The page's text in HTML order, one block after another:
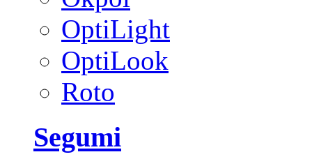
OptiLight
OptiLook
Roto
Segumi